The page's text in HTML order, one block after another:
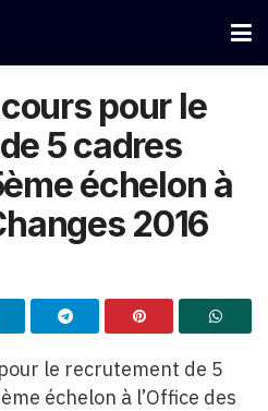
pour le
5 cadres
échelon à
2016
le recrutement de 5
échelon à l’Office des